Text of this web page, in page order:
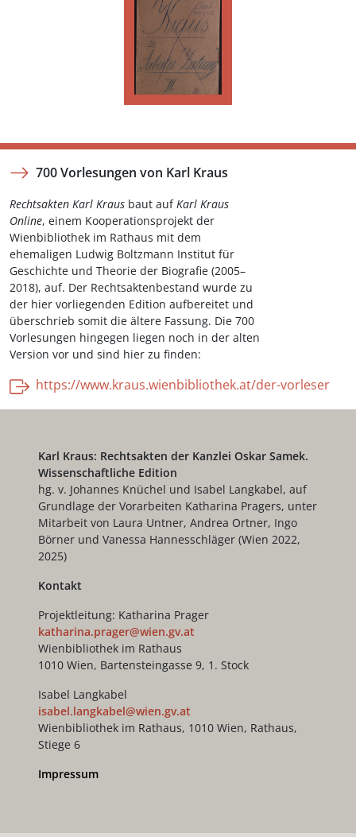
700 Vorlesungen von Karl Kraus
Rechtsakten Karl Kraus baut aufKarl Kraus
Online, einem Kooperationsprojekt der
Wienbibliothek im Rathaus mit dem
ehemaligen Ludwig Boltzmann Institut für
Geschichte und Theorie der Biografie (2005–
2018), auf. Der Rechtsaktenbestand wurde zu
der hier vorliegenden Edition aufbereitet und
überschrieb somit die ältere Fassung. Die 700
Vorlesungen hingegen liegen noch in der alten
Version vor und sind hier zu finden:
https://www.kraus.wienbibliothek.at/der-vorleser
Karl Kraus: Rechtsakten der Kanzlei Oskar Samek.
Wissenschaftliche Edition
hg. v. Johannes Knüchel und Isabel Langkabel, auf
Grundlage der Vorarbeiten Katharina Pragers, unter
Mitarbeit von Laura Untner, Andrea Ortner, Ingo
Börner und Vanessa Hannesschläger (Wien 2022,
2025)
Kontakt
Projektleitung: Katharina Prager
katharina.prager@wien.gv.at
Wienbibliothek im Rathaus
1010 Wien, Bartensteingasse 9, 1. Stock
Isabel Langkabel
isabel.langkabel@wien.gv.at
Wienbibliothek im Rathaus, 1010 Wien, Rathaus,
Stiege 6
Impressum